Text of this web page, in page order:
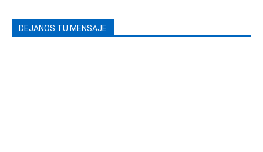
DEJANOS TU MENSAJE